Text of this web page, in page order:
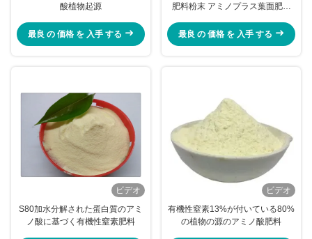
酸植物起源
最良 の 価格 を 入手 する
肥料粉末 アミノプラス葉面肥料
最良 の 価格 を 入手 する
ビデオ
S80加水分解された蛋白質のアミ
ノ酸に基づく有機性窒素肥料
ビデオ
有機性窒素13%が付いている80%
の植物の源のアミノ酸肥料